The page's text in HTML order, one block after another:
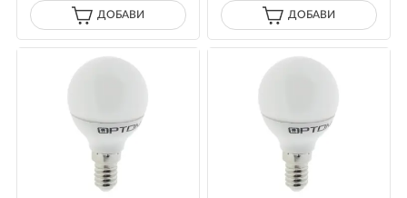
ДОБАВИ ДОБАВИ